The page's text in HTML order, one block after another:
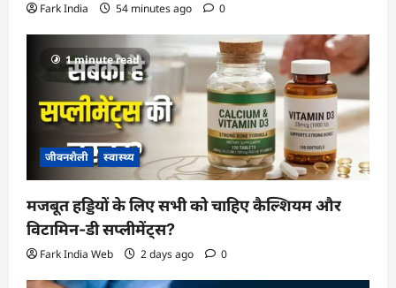
Fark India 54 minutes ago 0
1 minute read
जीवनशैली स्वास्थ्य
मजबूत हड्डियों के लिए सभी को चाहिए कैल्शियम और
विटामिन-डी सप्लीमेंट्स?
Fark India Web 2 days ago 0